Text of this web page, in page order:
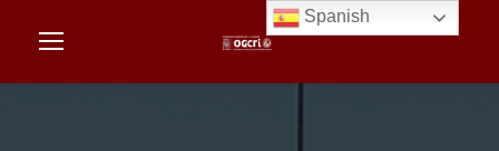
Spanish